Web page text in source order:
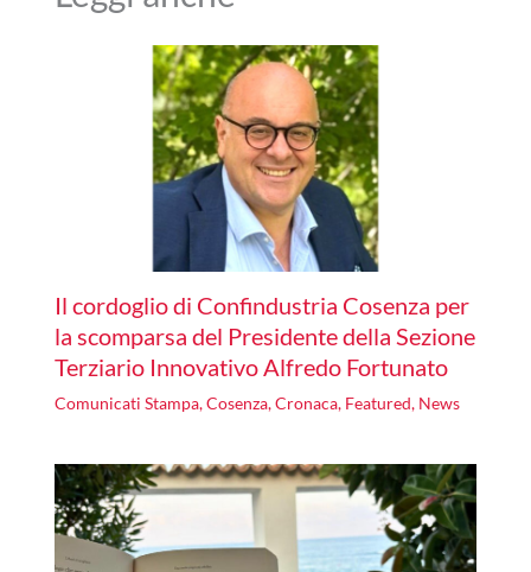
Il cordoglio di Confindustria Cosenza per
la scomparsa del Presidente della Sezione
Terziario Innovativo Alfredo Fortunato
Comunicati Stampa,Cosenza,Cronaca, Featured, News